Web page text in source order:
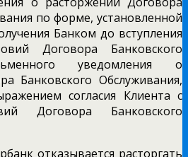
по форме, установленной
Банком до вступления
Договора Банковского
уведомления о
Банковского Обслуживания,
согласия Клиента с
Договора Банковского
отказывается расторгать